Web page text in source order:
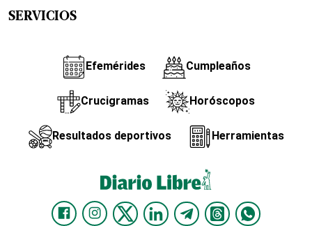
SERVICIOS
Efemérides Cumpleaños
Crucigramas Horóscopos
Resultados deportivos Herramientas